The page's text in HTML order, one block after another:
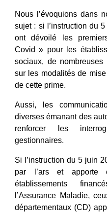
Nous l’évoquions dans
sujet : si l’instruction du
ont dévoilé les
Covid » pour les
sociaux, de nombreuses
sur les modalités de
de cette prime.
Aussi, les
diverses émanant des
renforcer les
gestionnaires.
Si l’instruction du 5 juin
par l’ars et apporte
établissements
l’Assurance Maladie,
départementaux (CD)